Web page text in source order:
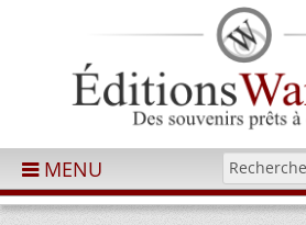
MENU